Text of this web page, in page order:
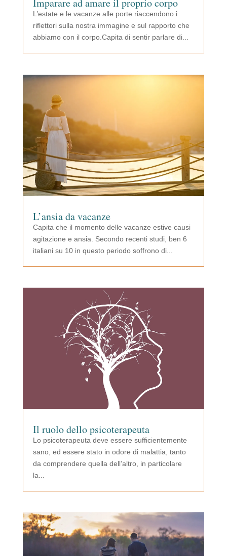
Imparare ad amare il proprio corpo
L’estate e le vacanze alle porte riaccendono i
riflettori sulla nostra immagine e sul rapporto che
abbiamo con il corpo.Capita di sentir parlare di...
L’ansia da vacanze
Capita che il momento delle vacanze estive causi
agitazione e ansia. Secondo recenti studi, ben 6
italiani su 10 in questo periodo soffrono di...
Il ruolo dello psicoterapeuta
Lo psicoterapeuta deve essere sufficientemente
sano, ed essere stato in odore di malattia, tanto
da comprendere quella dell’altro, in particolare
la...